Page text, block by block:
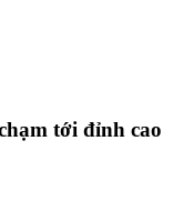
tới đỉnh cao